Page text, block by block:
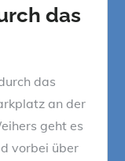
das
das
an der
geht es
vorbei über